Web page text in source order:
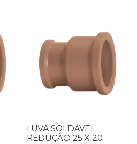
LUVA SOLDÁVEL
REDUÇÃO 25 X 20